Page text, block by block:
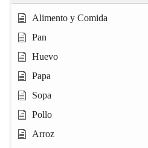
Alimento y Comida
Pan
Huevo
Papa
Sopa
Pollo
Arroz